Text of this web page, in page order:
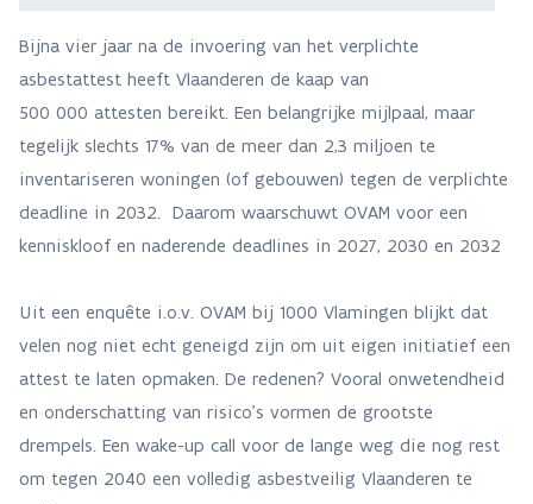
Bijna vier jaar na de invoering van het verplichte
asbestattest heeft Vlaanderen de kaap van
500 000 attesten bereikt. Een belangrijke mijlpaal, maar
tegelijk slechts 17% van de meer dan 2,3 miljoen te
inventariseren woningen (of gebouwen) tegen de verplichte
deadline in 2032. Daarom waarschuwt OVAM voor een
kenniskloof en naderende deadlines in 2027, 2030 en 2032
Uit een enquête i.o.v. OVAM bij 1000 Vlamingen blijkt dat
velen nog niet echt geneigd zijn om uit eigen initiatief een
attest te laten opmaken. De redenen? Vooral onwetendheid
en onderschatting van risico’s vormen de grootste
drempels. Een wake-up call voor de lange weg die nog rest
om tegen 2040 een volledig asbestveilig Vlaanderen te